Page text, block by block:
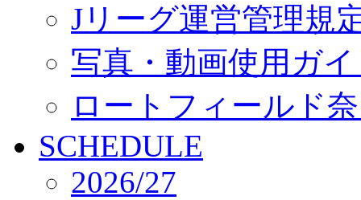
Jリーグ運営管理規
写真・動画使用ガ
ロートフィールド
SCHEDULE
2026/27